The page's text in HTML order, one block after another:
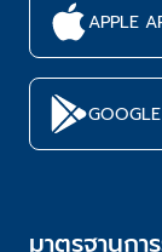
APPLE
มาตรฐานกา